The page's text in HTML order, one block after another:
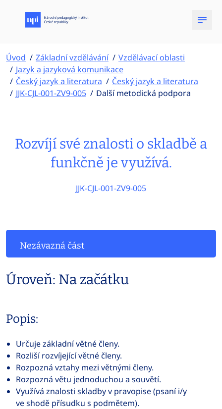
Úvod Základní vzdělávání
Vzdělávací oblasti
Jazyk a jazyková komunikace
Český jazyk a literatura
Český jazyk a literatura
JJK-CJL-001-ZV9-005
Další metodická podpora
Rozvíjí své znalosti o skladbě a
funkčně je využívá.
JJK-CJL-001-ZV9-005
Nezávazná část
Úroveň: Na začátku
Popis:
Určuje základní větné členy.
Rozliší rozvíjející větné členy.
Rozpozná vztahy mezi větnými členy.
Rozpozná větu jednoduchou a souvětí.
Využívá znalosti skladby v pravopise (psaní i/y
ve shodě přísudku s podmětem).